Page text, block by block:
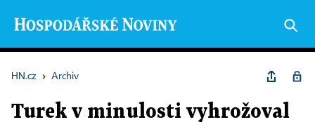
HN.cz › Archiv
Turek v minulosti vyhrožoval